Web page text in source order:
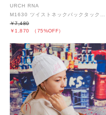
URCH RNA
￥1,870 （75%OFF）
￥7,480